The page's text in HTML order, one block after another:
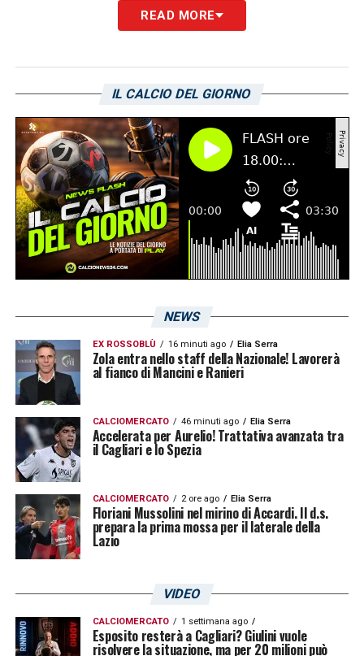
Donadoni, di fatto, avrebbe spinto molto per
cadetteria. Il serbo andrà a rinforzare un
reparto che necessitava di un leader
carismatico, capace di guidare la difesa con
autorità.
Derby ligure di mercato: la
Sampdoria resta a secco
trattativa riguarda però la Sampdoria. Il club
blucerchiato, guidato daAngelo Gregucci
era mosso con decisione sul portiere della
compagine sarda. L’idea del tecnico
blucerchiato era quella di inserire Radunović
in rosa come vice di Simone Ghidotti per
creare una sana competizione interna.
Tuttavia, lo scatto dello Spezia ha cambiato
le carte in tavola. La prospettiva di una
maglia da titolare garantita sotto la gestione
Pisacane
, si tratta della prima vera
READ MORE
IL CALCIO DEL GIORNO
NEWS
EX ROSSOBLÙ 16 minuti ago Elia Serra
Zola entra nello staff della Nazionale! Lavorerà
al fianco di Mancini e Ranieri
CALCIOMERCATO 46 minuti ago Elia Serra
Accelerata per Aurelio! Trattativa avanzata tra
il Cagliari e lo Spezia
CALCIOMERCATO 2 ore ago Elia Serra
Floriani Mussolini nel mirino di Accardi. Il d.s.
prepara la prima mossa per il laterale della
Lazio
VIDEO
CALCIOMERCATO 1 settimana ago
Esposito resterà a Cagliari? Giulini vuole
risolvere la situazione, ma per 20 milioni può